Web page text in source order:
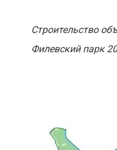
Строительство
Филевский парк